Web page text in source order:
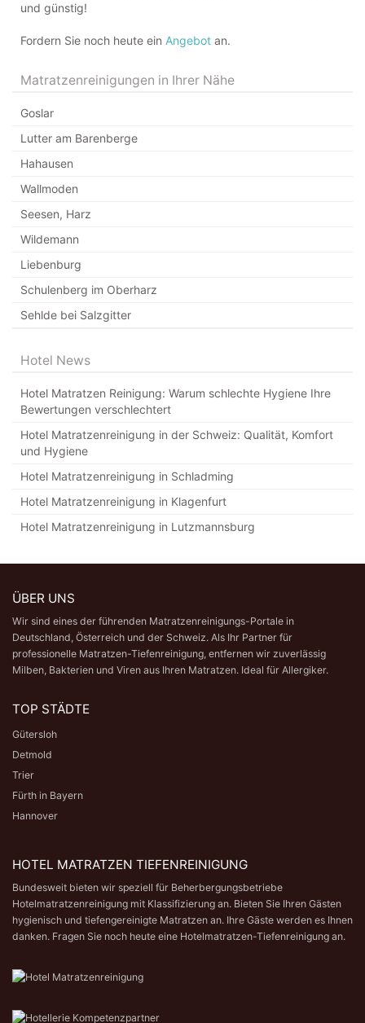
und günstig!
Fordern Sie noch heute ein Angebot an.
Matratzenreinigungen in Ihrer Nähe
Goslar
Lutter am Barenberge
Hahausen
Wallmoden
Seesen, Harz
Wildemann
Liebenburg
Schulenberg im Oberharz
Sehlde bei Salzgitter
Hotel News
Hotel Matratzen Reinigung: Warum schlechte Hygiene Ihre
Bewertungen verschlechtert
Hotel Matratzenreinigung in der Schweiz: Qualität, Komfort
und Hygiene
Hotel Matratzenreinigung in Schladming
Hotel Matratzenreinigung in Klagenfurt
Hotel Matratzenreinigung in Lutzmannsburg
ÜBER UNS
Wir sind eines der führenden Matratzenreinigungs-Portale in
Deutschland, Österreich und der Schweiz. Als Ihr Partner für
professionelle Matratzen-Tiefenreinigung, entfernen wir zuverlässig
Milben, Bakterien und Viren aus Ihren Matratzen. Ideal für Allergiker.
TOP STÄDTE
Gütersloh
Detmold
Trier
Fürth in Bayern
Hannover
HOTEL MATRATZEN TIEFENREINIGUNG
Bundesweit bieten wir speziell für Beherbergungsbetriebe
Hotelmatratzenreinigung mit Klassifizierung an. Bieten Sie Ihren Gästen
hygienisch und tiefengereinigte Matratzen an. Ihre Gäste werden es Ihnen
danken. Fragen Sie noch heute eine Hotelmatratzen-Tiefenreinigung an.